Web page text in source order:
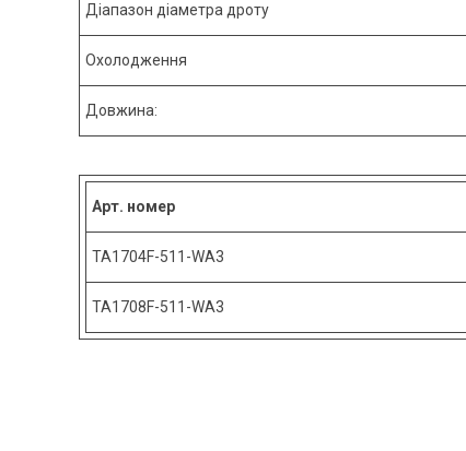
Діапазон діаметра дроту
Охолодження
Довжина:
Арт. номер
TA1704F-511-WA3
TA1708F-511-WA3